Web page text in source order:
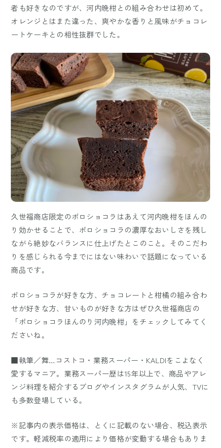
者も好きなのですが、河内晩柑との組み合わせは初めて。
オレンジとはまた違った、爽やかな香りと風味がチョコレ
ートケーキとの相性抜群でした。
久世福商店限定のポロショコラはあえて河内晩柑をほんの
り効かせることで、ポロショコラの濃厚なおいしさを残し
ながら絶妙なバランスに仕上げたとこのこと。そのこだわ
りを感じられる今までにはない味わいで話題になっている
商品です。
ポロショコラが好きな方、チョコレートと柑橘の組み合わ
せが好きな方、甘いものが好きな方はぜひ久世福商店の
「ポロショコラほんのり河内晩柑」をチェックしてみてく
ださいね。
■執筆／舞…コストコ・業務スーパー・KALDIをこよなく
愛するマニア。業務スーパー歴は15年以上で、商品やアレ
ンジ料理を紹介するブログやインスタグラムが人気、TVに
も多数登場している。
※記事内の表示価格は、とくに記載のない場合、税込表示
です。軽減税率の適用により価格が変動する場合もありま